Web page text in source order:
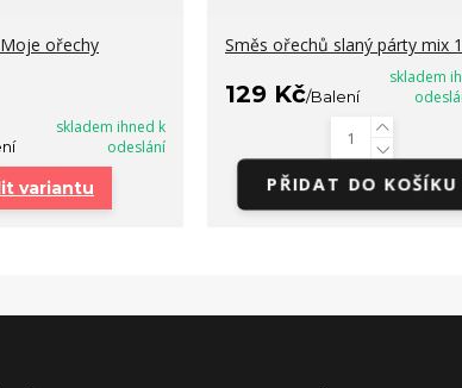
ořechy
skladem ihned k
odeslání
variantu
Směs ořechů slaný párty mix
129 Kč/Balení
skladem
PŘIDAT DO KOŠÍKU